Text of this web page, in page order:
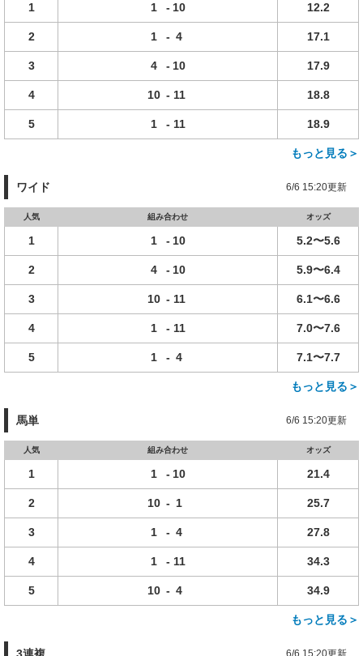
1 1 - 10 12.2
2 1 - 4 17.1
3 4 - 10 17.9
4 10 - 11 18.8
5 1 - 11 18.9
もっと見る＞
ワイド 6/6 15:20更新
人気 組み合わせ オッズ
1 1 - 10 5.2〜5.6
2 4 - 10 5.9〜6.4
3 10 - 11 6.1〜6.6
4 1 - 11 7.0〜7.6
5 1 - 4 7.1〜7.7
もっと見る＞
馬単 6/6 15:20更新
人気 組み合わせ オッズ
1 1 - 10 21.4
2 10 - 1 25.7
3 1 - 4 27.8
4 1 - 11 34.3
5 10 - 4 34.9
もっと見る＞
6/6 15:20更新